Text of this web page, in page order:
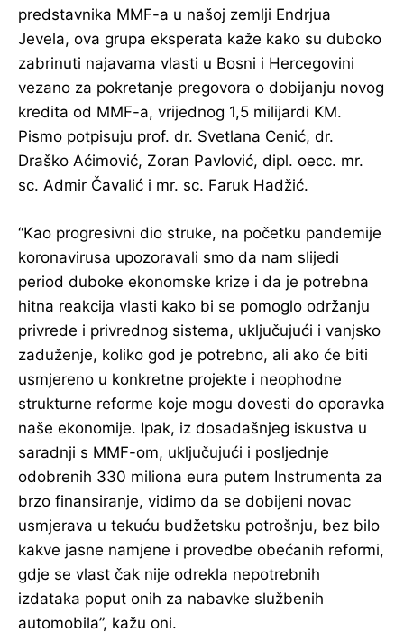
predstavnika MMF-a u našoj zemlji Endrjua
Jevela, ova grupa eksperata kaže kako su duboko
zabrinuti najavama vlasti u Bosni i Hercegovini
vezano za pokretanje pregovora o dobijanju novog
kredita od MMF-a, vrijednog 1,5 milijardi KM.
Pismo potpisuju prof. dr. Svetlana Cenić, dr.
Draško Aćimović, Zoran Pavlović, dipl. oecc. mr.
sc. Admir Čavalić i mr. sc. Faruk Hadžić.
“Kao progresivni dio struke, na početku pandemije
koronavirusa upozoravali smo da nam slijedi
period duboke ekonomske krize i da je potrebna
hitna reakcija vlasti kako bi se pomoglo održanju
privrede i privrednog sistema, uključujući i vanjsko
zaduženje, koliko god je potrebno, ali ako će biti
usmjereno u konkretne projekte i neophodne
strukturne reforme koje mogu dovesti do oporavka
naše ekonomije. Ipak, iz dosadašnjeg iskustva u
saradnji s MMF-om, uključujući i posljednje
odobrenih 330 miliona eura putem Instrumenta za
brzo finansiranje, vidimo da se dobijeni novac
usmjerava u tekuću budžetsku potrošnju, bez bilo
kakve jasne namjene i provedbe obećanih reformi,
gdje se vlast čak nije odrekla nepotrebnih
izdataka poput onih za nabavke službenih
automobila”, kažu oni.